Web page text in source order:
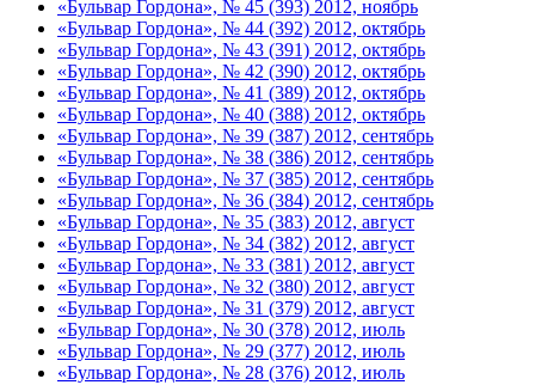
«Бульвар Гордона», № 45 (393) 2012, ноябрь
«Бульвар Гордона», № 44 (392) 2012, октябрь
«Бульвар Гордона», № 43 (391) 2012, октябрь
«Бульвар Гордона», № 42 (390) 2012, октябрь
«Бульвар Гордона», № 41 (389) 2012, октябрь
«Бульвар Гордона», № 40 (388) 2012, октябрь
«Бульвар Гордона», № 39 (387) 2012, сентябрь
«Бульвар Гордона», № 38 (386) 2012, сентябрь
«Бульвар Гордона», № 37 (385) 2012, сентябрь
«Бульвар Гордона», № 36 (384) 2012, сентябрь
«Бульвар Гордона», № 35 (383) 2012, август
«Бульвар Гордона», № 34 (382) 2012, август
«Бульвар Гордона», № 33 (381) 2012, август
«Бульвар Гордона», № 32 (380) 2012, август
«Бульвар Гордона», № 31 (379) 2012, август
«Бульвар Гордона», № 30 (378) 2012, июль
«Бульвар Гордона», № 29 (377) 2012, июль
«Бульвар Гордона», № 28 (376) 2012, июль